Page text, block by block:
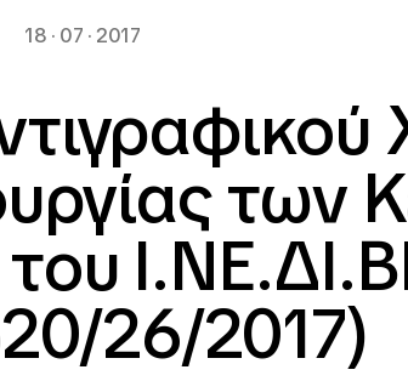
18 · 07 · 2017
των
26/2017)